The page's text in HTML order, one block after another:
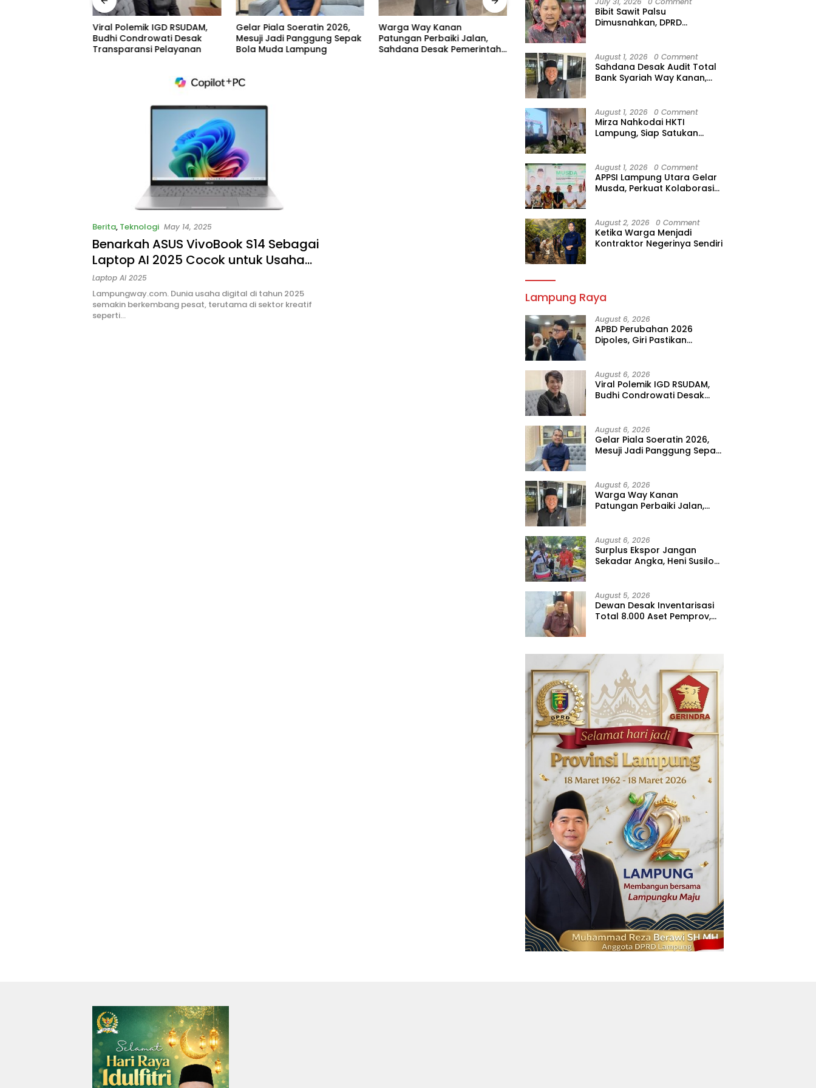
Viral Polemik IGD RSUDAM,
Budhi Condrowati Desak
Transparansi Pelayanan
Gelar Piala Soeratin 2026,
Mesuji Jadi Panggung Sepak
Bola Muda Lampung
Warga Way Kanan
Patungan Perbaiki Jalan,
Sahdana Desak Pemerintah
Tegur Kebisingan, Keluarga
Pengurus PWI Mengungsi
Surplus Ekspor Jangan
Berita, Teknologi May 14, 2025
Benarkah ASUS VivoBook S14 Sebagai
Laptop AI 2025 Cocok untuk Usaha
Desain Grafis dan Digital?
Laptop AI 2025
Lampungway.com. Dunia usaha digital di tahun 2025
semakin berkembang pesat, terutama di sektor kreatif
seperti…
Bibit Sawit Palsu
Dimusnahkan, DPRD
August 1, 2026 0 Comment
Sahdana Desak Audit Total
Bank Syariah Way Kanan,
August 1, 2026 0 Comment
Mirza Nahkodai HKTI
Lampung, Siap Satukan
August 1, 2026 0 Comment
APPSI Lampung Utara Gelar
Musda, Perkuat Kolaborasi
Bermartabat
August 2, 2026 0 Comment
Ketika Warga Menjadi
Kontraktor Negerinya Sendiri
Lampung Raya
August 6, 2026
APBD Perubahan 2026
Dipoles, Giri Pastikan
August 6, 2026
Viral Polemik IGD RSUDAM,
Budhi Condrowati Desak
August 6, 2026
Gelar Piala Soeratin 2026,
Mesuji Jadi Panggung Sepak
August 6, 2026
Warga Way Kanan
Patungan Perbaiki Jalan,
August 6, 2026
Surplus Ekspor Jangan
Sekadar Angka, Heni Susilo
August 5, 2026
Dewan Desak Inventarisasi
Total 8.000 Aset Pemprov,